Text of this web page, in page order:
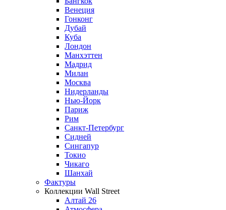
Венеция
Гонконг
Дубай
Куба
Лондон
Манхэттен
Мадрид
Милан
Москва
Нидерланды
Нью-Йорк
Париж
Рим
Санкт-Петербург
Сидней
Сингапур
Токио
Чикаго
Шанхай
Фактуры
Коллекции Wall Street
Алтай 26